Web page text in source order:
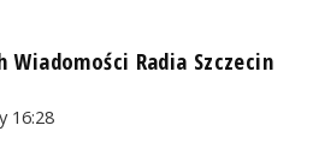
Wiadomości Radia Szczecin
16:28